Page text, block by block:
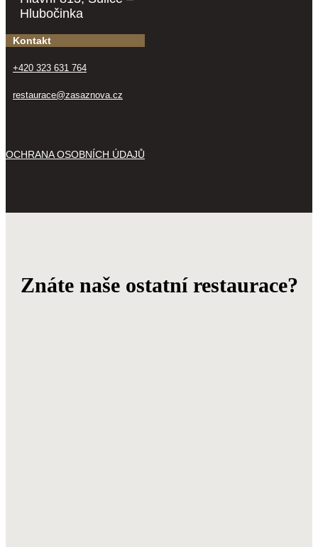
Hlubočinka
Kontakt
+420 323 631 764
restaurace@zasaznova.cz
OCHRANA OSOBNÍCH ÚDAJŮ
Znáte naše ostatní restaurace?